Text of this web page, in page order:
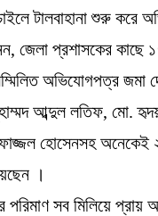
টালবাহানা শুরু করে
জেলা প্রশাসকের কাছে
অভিযোগপত্র জমা
আব্দুল লতিফ, মো.
হোসেনসহ অনেকেই
।
সব মিলিয়ে প্রায়